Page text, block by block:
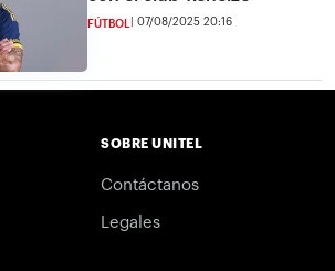
FÚTBOL 07/08/2025 20:16
SOBRE UNITEL
Contáctanos
Legales